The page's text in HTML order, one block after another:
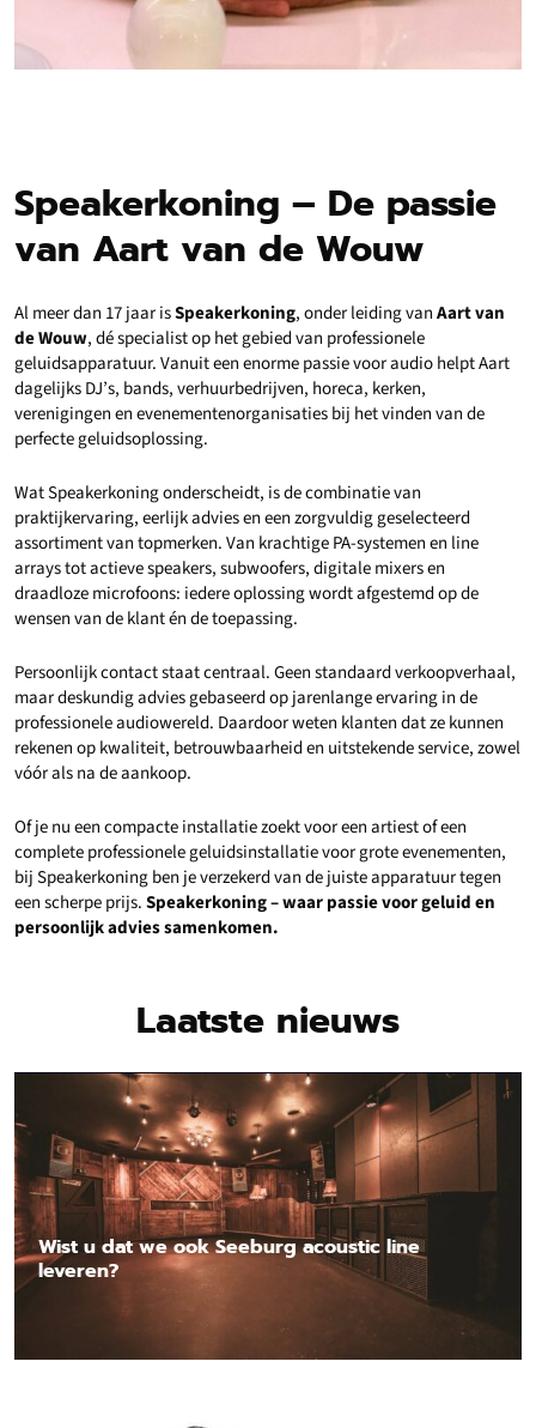
Speakerkoning – De passie
van Aart van de Wouw
Al meer dan 17 jaar isSpeakerkoning, onder leiding vanAart van
de Wouw, dé specialist op het gebied van professionele
geluidsapparatuur. Vanuit een enorme passie voor audio helpt Aart
dagelijks DJ’s, bands, verhuurbedrijven, horeca, kerken,
verenigingen en evenementenorganisaties bij het vinden van de
perfecte geluidsoplossing.
Wat Speakerkoning onderscheidt, is de combinatie van
praktijkervaring, eerlijk advies en een zorgvuldig geselecteerd
assortiment van topmerken. Van krachtige PA-systemen en line
arrays tot actieve speakers, subwoofers, digitale mixers en
draadloze microfoons: iedere oplossing wordt afgestemd op de
wensen van de klant én de toepassing.
Persoonlijk contact staat centraal. Geen standaard verkoopverhaal,
maar deskundig advies gebaseerd op jarenlange ervaring in de
professionele audiowereld. Daardoor weten klanten dat ze kunnen
rekenen op kwaliteit, betrouwbaarheid en uitstekende service, zowel
vóór als na de aankoop.
Of je nu een compacte installatie zoekt voor een artiest of een
complete professionele geluidsinstallatie voor grote evenementen,
bij Speakerkoning ben je verzekerd van de juiste apparatuur tegen
een scherpe prijs.Speakerkoning – waar passie voor geluid en
persoonlijk advies samenkomen.
Laatste nieuws
Wist u dat we ook Seeburg acoustic line
leveren?